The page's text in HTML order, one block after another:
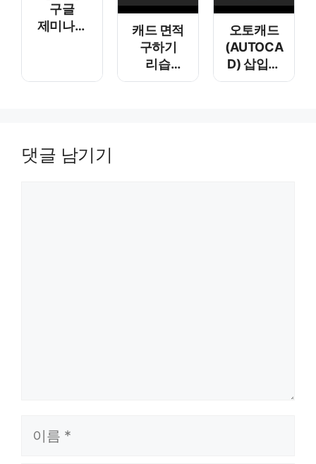
구글
제미나이
기본 기능)
캐드 면적
구하기
리습
(LISP)
오토캐드
(AUTOCA
D) 삽입된
블록
댓글 남기기
이름